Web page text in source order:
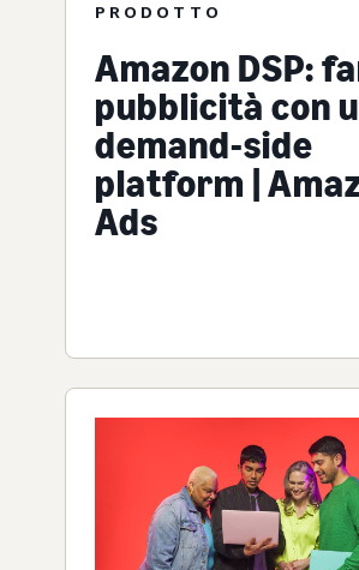
PRODOTTO
Amazon DSP:
pubblicità con
demand-side
platform |
Ads